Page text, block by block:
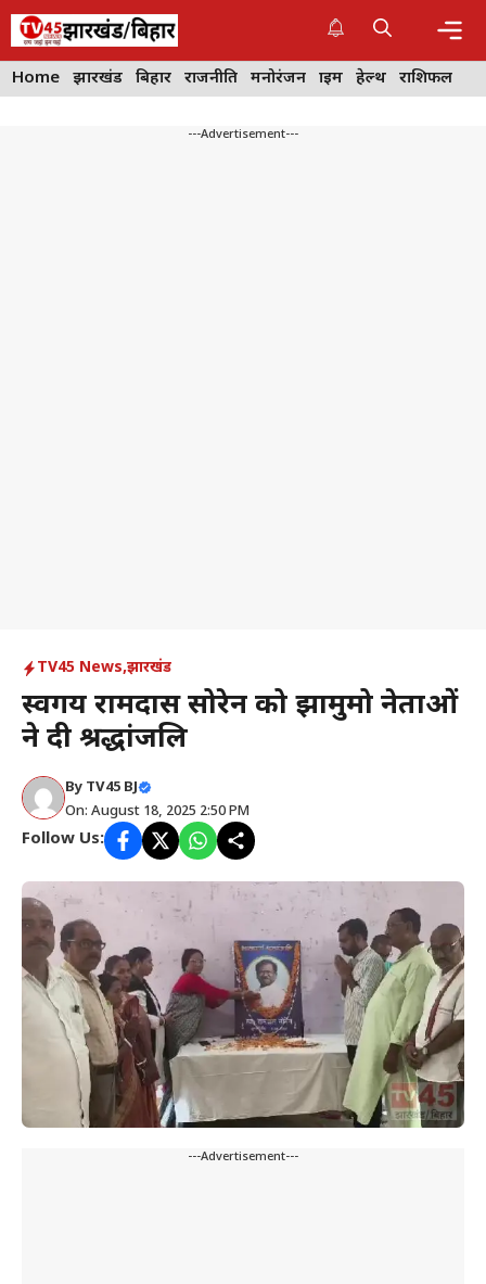
Skip
content
Home झारखंड बिहार राजनीति मनोरंजन क्राइम हेल्थ राशिफल
---Advertisement---
TV45 News,झारखंड
स्वर्गीय रामदास सोरेन को झामुमो नेताओं
ने दी श्रद्धांजलि
By TV45 BJ
On: August 18, 2025 2:50 PM
Follow Us:
---Advertisement---